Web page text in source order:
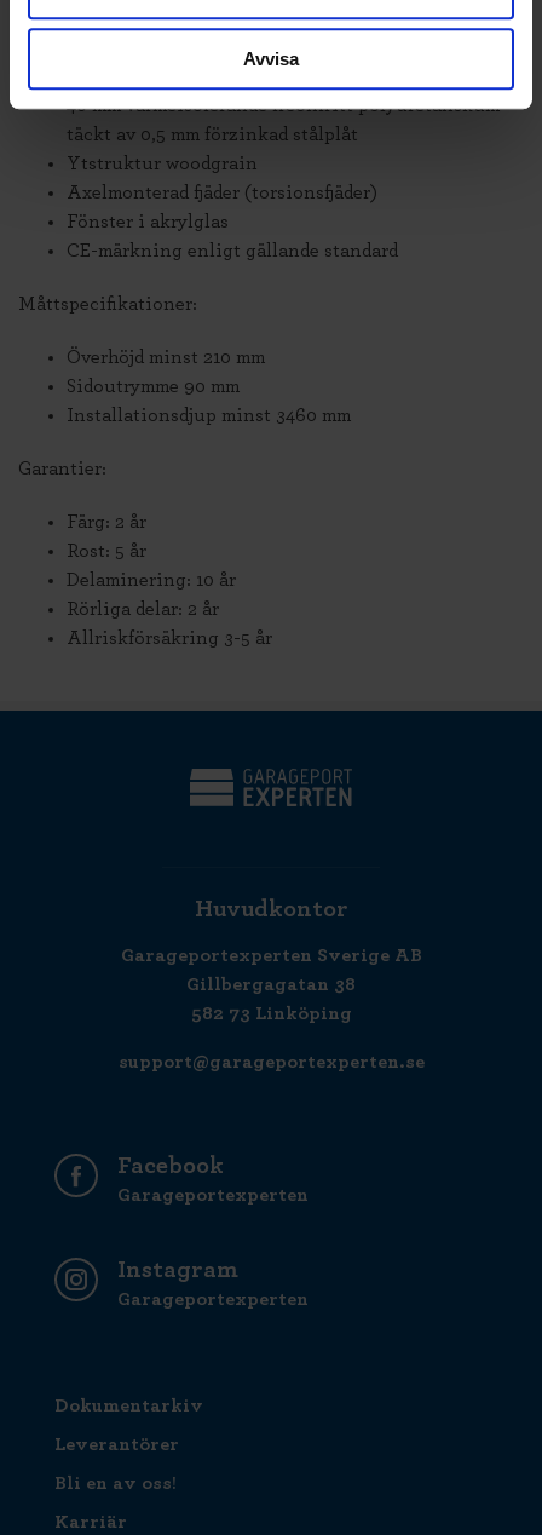
Avvisa
Upp till 6000 mm i bredd och 3000 mm i höjd
40 mm värmeisolerande freonfritt polyuretanskum
täckt av 0,5 mm förzinkad stålplåt
Ytstruktur woodgrain
Axelmonterad fjäder (torsionsfjäder)
Fönster i akrylglas
CE-märkning enligt gällande standard
Måttspecifikationer:
Överhöjd minst 210 mm
Sidoutrymme 90 mm
Installationsdjup minst 3460 mm
Garantier:
Färg: 2 år
Rost: 5 år
Delaminering: 10 år
Rörliga delar: 2 år
Allriskförsäkring 3-5 år
Huvudkontor
Garageportexperten Sverige AB
Gillbergagatan 38
582 73 Linköping
support@garageportexperten.se
Facebook
Garageportexperten
Instagram
Garageportexperten
Dokumentarkiv
Leverantörer
Bli en av oss!
Karriär